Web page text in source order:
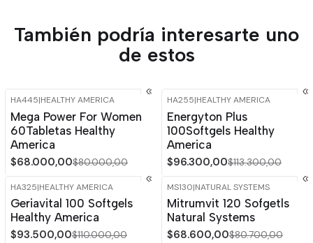
También podría interesarte uno
de estos
OFF
HA445|HEALTHY AMERICA
Mega Power For Women
60Tabletas Healthy
America
$68.000,00$80.000,00
OFF
HA255|HEALTHY AMERICA
Energyton Plus
100Softgels Healthy
America
$96.300,00$113.300,00
-15% OFF
Agotado
HA325|HEALTHY AMERICA
Geriavital 100 Softgels
Healthy America
$93.500,00$110.000,00
-15%OFF
MS130|NATURAL SYSTEMS
Mitrumvit 120 Sofgetls
Natural Systems
$68.600,00$80.700,00